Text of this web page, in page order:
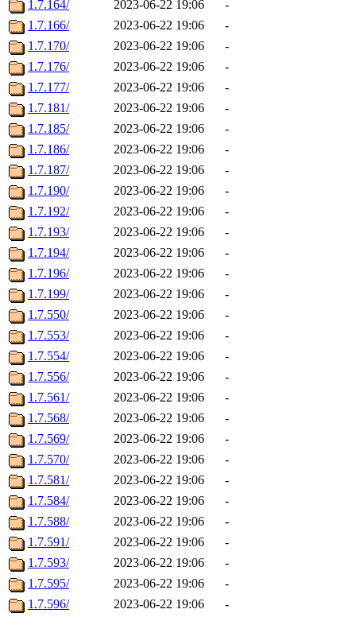
1.7.164/ 2023-06-22 19:06
-
1.7.166/
2023-06-22 19:06
-
1.7.170/
2023-06-22 19:06
-
1.7.176/
2023-06-22 19:06
-
1.7.177/
2023-06-22 19:06
-
1.7.181/
2023-06-22 19:06
-
1.7.185/
2023-06-22 19:06
-
1.7.186/
2023-06-22 19:06
-
1.7.187/
2023-06-22 19:06
-
1.7.190/
2023-06-22 19:06
-
1.7.192/
2023-06-22 19:06
-
1.7.193/
2023-06-22 19:06
-
1.7.194/
2023-06-22 19:06
-
1.7.196/
2023-06-22 19:06
-
1.7.199/
2023-06-22 19:06
-
1.7.550/
2023-06-22 19:06
-
1.7.553/
2023-06-22 19:06
-
1.7.554/
2023-06-22 19:06
-
1.7.556/
2023-06-22 19:06
-
1.7.561/
2023-06-22 19:06
-
1.7.568/
2023-06-22 19:06
-
1.7.569/
2023-06-22 19:06
-
1.7.570/
2023-06-22 19:06
-
1.7.581/
2023-06-22 19:06
-
1.7.584/
2023-06-22 19:06
-
1.7.588/
2023-06-22 19:06
-
1.7.591/
2023-06-22 19:06
-
1.7.593/
2023-06-22 19:06
-
1.7.595/
2023-06-22 19:06
-
1.7.596/
2023-06-22 19:06
-